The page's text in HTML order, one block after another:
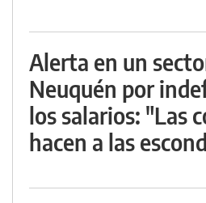
Alerta en un
Neuquén por
los salarios: "Las
hacen a las